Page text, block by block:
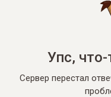
Упс,
Сервер перестал